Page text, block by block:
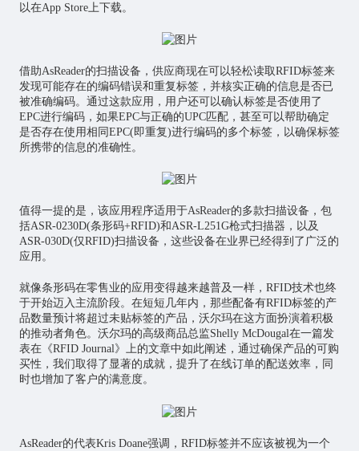
以在App Store上下载。
借助AsReader的扫描设备，供应商现在可以轻松读取RFID标签来
发现可能存在的编码错误和重复标签，并核实正确的信息是否已
被准确编码。通过这款应用，用户还可以确认标签是否使用了
EPC进行编码，如果EPC与正确的UPC匹配，甚至可以帮助确定
是否存在使用相同EPC(即重复)进行编码的多个标签，以确保标签
所携带的信息的准确性。
值得一提的是，该应用程序适用于AsReader的多款扫描设备，包
括ASR-0230D(条形码+RFID)和ASR-L251G枪式扫描器，以及
ASR-030D(仅RFID)扫描设备，这些设备在业界已经得到了广泛的
应用。
就像条形码在零售业的应用变得越来越普及一样，RFID技术也终
于开始迈入主流阶段。在短短几年内，那些配备有RFID标签的产
品数量预计将超过未贴标签的产品，沃尔玛在这方面扮演着积极
的推动者角色。沃尔玛的高级商品总监Shelly McDougal在一篇发
表在《RFID Journal》上的文章中如此阐述，通过确保产品的可购
买性，我们取得了显著的成就，提升了在线订单的配送效率，同
时也增加了客户的满意度。
AsReader的代表Kris Doane强调，RFID标签并不应该被视为一个